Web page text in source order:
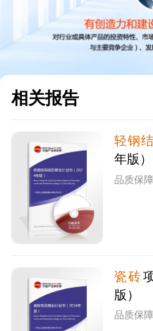
相关报告
轻钢
年版）
品质保障
瓷砖
版）
品质保障